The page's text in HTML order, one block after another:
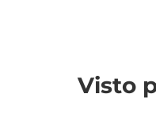
Visto